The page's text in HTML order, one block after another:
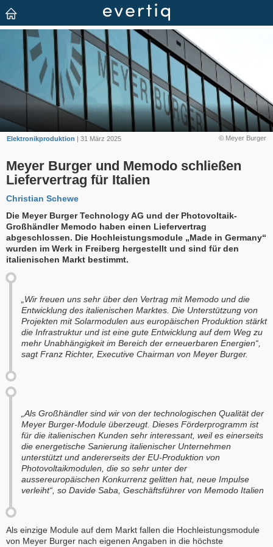
© Meyer Burger
Elektronikproduktion | 31 März 2025
Meyer Burger und Memodo schließen
Liefervertrag für Italien
Christian Schewe
Die Meyer Burger Technology AG und der Photovoltaik-
Großhändler Memodo haben einen Liefervertrag
abgeschlossen. Die Hochleistungsmodule „Made in Germany“
wurden im Werk in Freiberg hergestellt und sind für den
italienischen Markt bestimmt.
„Wir freuen uns sehr über den Vertrag mit Memodo und die
Entwicklung des italienischen Marktes. Die Unterstützung von
Projekten mit Solarmodulen aus europäischen Produktion stärkt
die Infrastruktur und ist eine gute Entwicklung auf dem Weg zu
mehr Unabhängigkeit im Bereich der erneuerbaren Energien“,
sagt Franz Richter, Executive Chairman von Meyer Burger.
„Als Großhändler sind wir von der technologischen Qualität der
Meyer Burger-Module überzeugt. Dieses Förderprogramm ist
für die italienischen Kunden sehr interessant, weil es einerseits
die energetische Sanierung italienischer Unternehmen
unterstützt und andererseits der EU-Produktion von
Photovoltaikmodulen, die so sehr unter der
aussereuropäischen Konkurrenz gelitten hat, neue Impulse
verleiht“, so Davide Saba, Geschäftsführer von Memodo Italien
Als einzige Module auf dem Markt fallen die Hochleistungsmodule
von Meyer Burger nach eigenen Angaben in die höchste